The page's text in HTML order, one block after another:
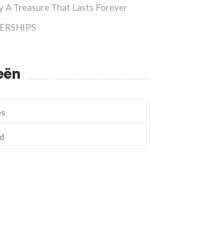
A Treasure That Lasts Forever